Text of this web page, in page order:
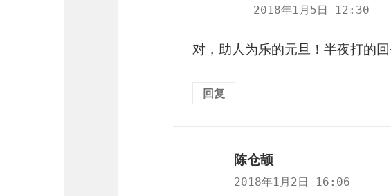
道：
2018年1月5日 12:30
对，助人为乐的元旦！半夜打的
回复
陈仓颉
道：
2018年1月2日 16:06